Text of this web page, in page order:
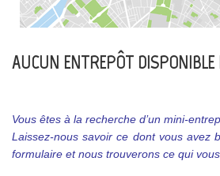
AUCUN ENTREPÔT DISPONIBLE
Vous êtes à la recherche d’un mini-
Laissez-nous savoir ce dont vous avez
formulaire et nous trouverons ce qui